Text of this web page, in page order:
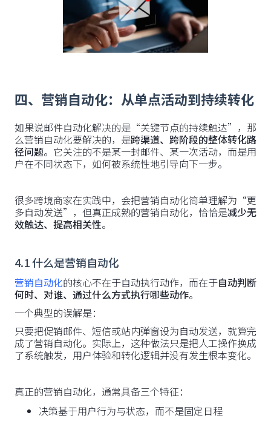
四、营销自动化：从单点活动到持续转化
如果说邮件自动化解决的是“关键节点的持续触达”，那
么营销自动化要解决的，是跨渠道、跨阶段的整体转化路
径问题。它关注的不是某一封邮件、某一次活动，而是用
户在不同状态下，如何被系统性地引导向下一步。
很多跨境商家在实践中，会把营销自动化简单理解为“更
多自动发送”，但真正成熟的营销自动化，恰恰是减少无
效触达、提高相关性。
4.1 什么是营销自动化
营销自动化的核心不在于自动执行动作，而在于自动判断
何时、对谁、通过什么方式执行哪些动作。
一个典型的误解是：
只要把促销邮件、短信或站内弹窗设为自动发送，就算完
成了营销自动化。实际上，这种做法只是把人工操作换成
了系统触发，用户体验和转化逻辑并没有发生根本变化。
真正的营销自动化，通常具备三个特征：
决策基于用户行为与状态，而不是固定日程